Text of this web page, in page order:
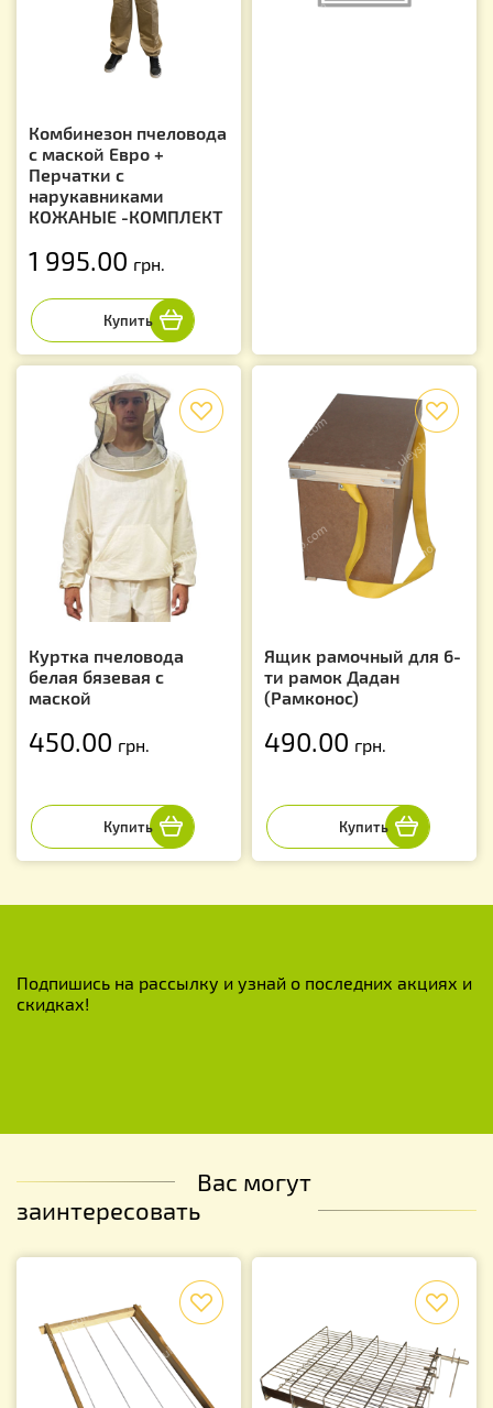
Комбинезон пчеловода
с маской Евро +
Перчатки с
нарукавниками
КОЖАНЫЕ -КОМПЛЕКТ
1 995.00 грн.
Куртка пчеловода
белая бязевая с
маской
450.00 грн.
Ящик рамочный для 6-
ти рамок Дадан
(Рамконос)
490.00 грн.
Подпишись на рассылку и узнай о последних акциях и
скидках!
Вас могут
заинтересовать